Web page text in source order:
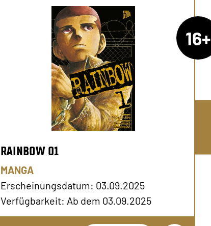
16+
RAINBOW 01
MANGA
Erscheinungsdatum: 03.09.2025
Verfügbarkeit: Ab dem 03.09.2025